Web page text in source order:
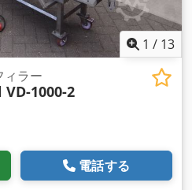
1 / 13
ィラー
1000-2
電話する